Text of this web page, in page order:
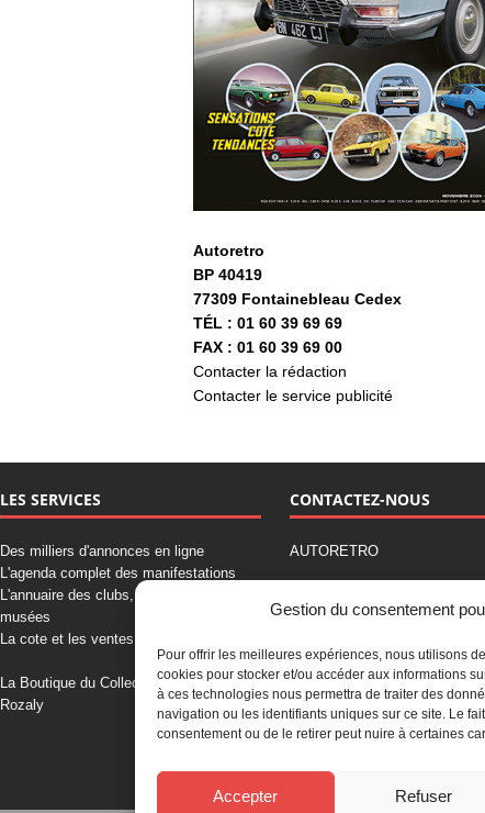
Gestion du consentement
Pour offrir les meilleures expériences, nous utilisons
cookies pour stocker et/ou accéder aux informations
à ces technologies nous permettra de traiter des
navigation ou les identifiants uniques sur ce site. Le
consentement ou de le retirer peut nuire à certaines
Accepter Refuser
Autoretro
BP 40419
77309 Fontainebleau Cedex
TÉL : 01 60 39 69 69
FAX : 01 60 39 69 00
Contacter la rédaction
Contacter le service publicité
LES SERVICES
Des milliers d'annonces en ligne
L'agenda complet des manifestations
L'annuaire des clubs, professionnels,
musées
La cote et les ventes aux enchères
La Boutique du Collectionneur
Rozaly
CONTACTEZ-NOUS
AUTORETRO
77309 Fontainebleau Cedex
Fax: 01 60 39 69 00
Nous contacter par email
Mentions légales
Gestion des cookies